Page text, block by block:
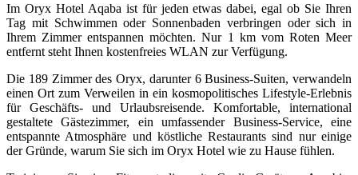
Im Oryx Hotel Aqaba ist für jeden etwas dabei, egal ob Sie Ihren
Tag mit Schwimmen oder Sonnenbaden verbringen oder sich in
Ihrem Zimmer entspannen möchten. Nur 1 km vom Roten Meer
entfernt steht Ihnen kostenfreies WLAN zur Verfügung.
Die 189 Zimmer des Oryx, darunter 6 Business-Suiten, verwandeln
einen Ort zum Verweilen in ein kosmopolitisches Lifestyle-Erlebnis
für Geschäfts- und Urlaubsreisende. Komfortable, international
gestaltete Gästezimmer, ein umfassender Business-Service, eine
entspannte Atmosphäre und köstliche Restaurants sind nur einige
der Gründe, warum Sie sich im Oryx Hotel wie zu Hause fühlen.